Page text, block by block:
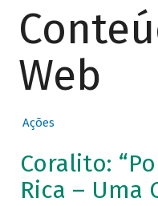
Web
Ações
Coralito:
Rica – Uma